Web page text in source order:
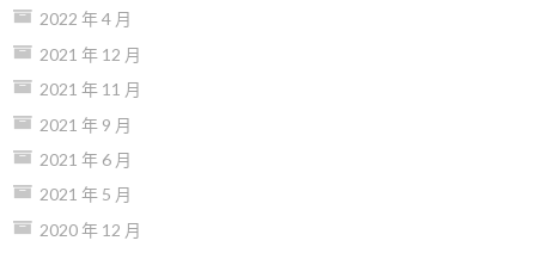
2022 年 4 月
2021 年 12 月
2021 年 11 月
2021 年 9 月
2021 年 6 月
2021 年 5 月
2020 年 12 月